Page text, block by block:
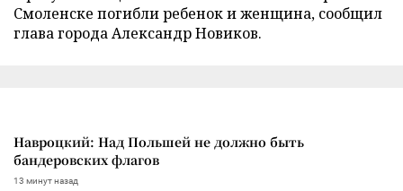
Смоленске погибли ребенок и женщина, сообщил
глава города Александр Новиков.
Навроцкий: Над Польшей не должно быть
бандеровских флагов
13 минут назад